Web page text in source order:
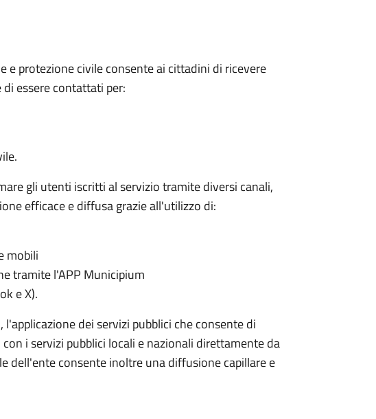
e protezione civile consente ai cittadini di ricevere
essere contattati per:
gli utenti iscritti al servizio tramite diversi canali,
efficace e diffusa grazie all'utilizzo di:
mobili
tramite l'APP Municipium
e X).
l'applicazione dei servizi pubblici che consente di
i servizi pubblici locali e nazionali direttamente da
dell'ente consente inoltre una diffusione capillaree